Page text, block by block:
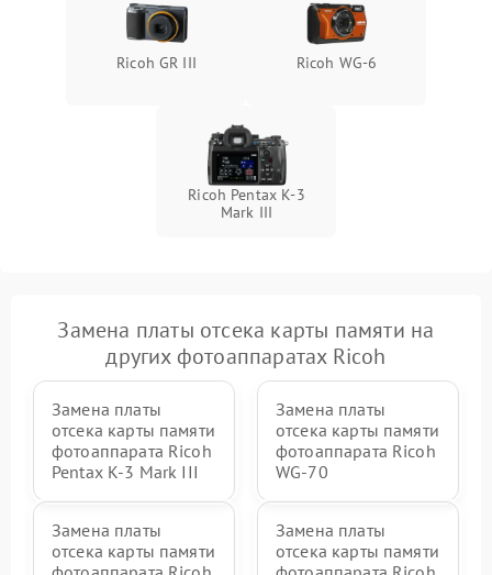
Ricoh GR III Ricoh WG-6
Ricoh Pentax K-3
Mark III
Замена платы отсека карты памяти на
других фотоаппаратах Ricoh
Замена платы
отсека карты памяти
фотоаппарата Ricoh
Pentax K-3 Mark III
Замена платы
отсека карты памяти
фотоаппарата Ricoh
WG-70
Замена платы
отсека карты памяти
Замена платы
отсека карты памяти